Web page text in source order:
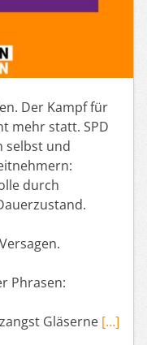
Der Kampf für
mehr statt. SPD
selbst und
durch
Phrasen:
Gläserne […]